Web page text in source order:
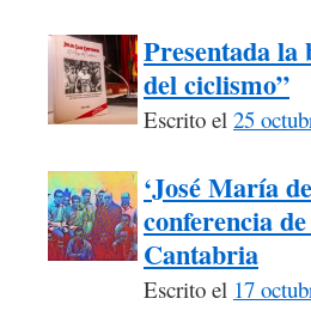
Presentada
del ciclismo”
Escrito el 25
‘José María
conferencia
Cantabria
Escrito el 17